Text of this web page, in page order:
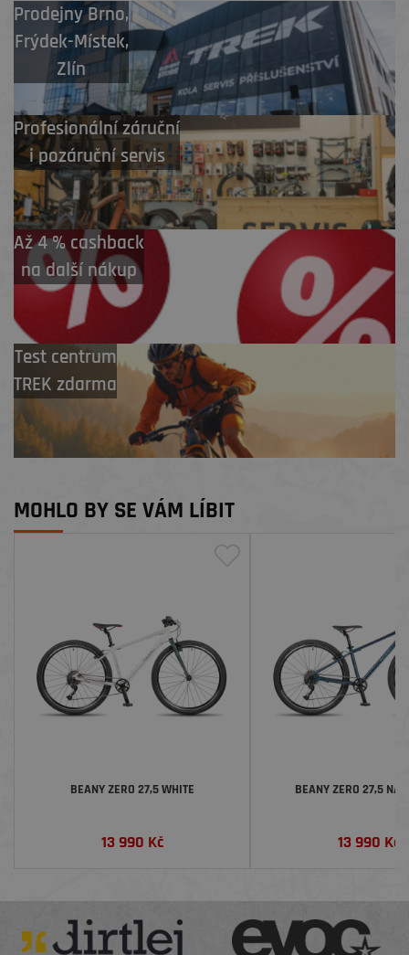
ProdejnyBrno,
Frýdek-Místek,
Zlín
Profesionální záruční
i pozáruční servis
Až 4 % cashback
na další nákup
Test centrum
TREK zdarma
MOHLO BY SE VÁM LÍBIT
BEANY ZERO 27,5 WHITE
13 990 Kč
BEANY ZERO 27,5
13 990 Kč